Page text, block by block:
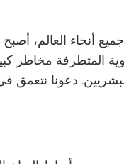
أنحاء العالم،
المتطرفة مخاطر